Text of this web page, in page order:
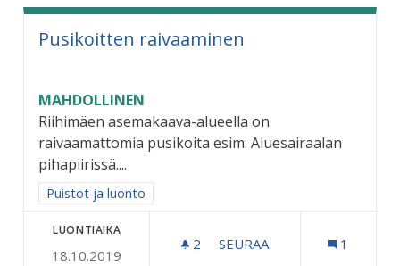
Pusikoitten raivaaminen
MAHDOLLINEN
Riihimäen asemakaava-alueella on
raivaamattomia pusikoita esim: Aluesairaalan
pihapiirissä....
Rajaa tulokset aihepiirin mukaan: Puistot ja luonto
Puistot ja luonto
LUONTIAIKA
18.10.2019
2 2 SEURAAJAA
SEURAA 1